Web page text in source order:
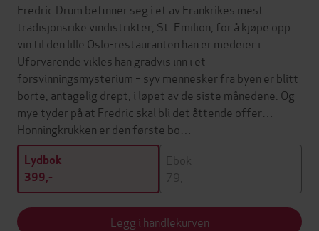
Fredric Drum befinner seg i et av Frankrikes mest
tradisjonsrike vindistrikter, St. Emilion, for å kjøpe opp
vin til den lille Oslo-restauranten han er medeier i.
Uforvarende vikles han gradvis inn i et
forsvinningsmysterium – syv mennesker fra byen er blitt
borte, antagelig drept, i løpet av de siste månedene. Og
mye tyder på at Fredric skal bli det åttende offer…
Honningkrukken er den første bo…
Lydbok
399,-
Ebok
79,-
Legg i handlekurven